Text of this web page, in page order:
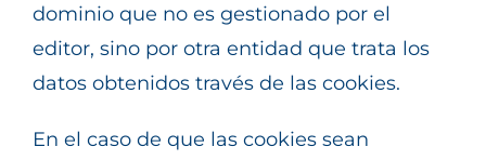
dominio que no es gestionado por el
editor, sino por otra entidad que trata los
datos obtenidos través de las cookies.
En el caso de que las cookies sean